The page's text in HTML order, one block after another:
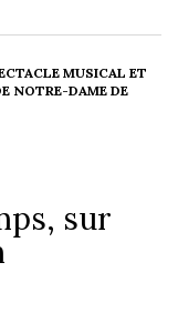
MUSICAL ET
NOTRE-DAME DE
sur